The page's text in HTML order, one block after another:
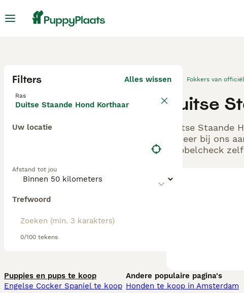
Filters Alles wissen
Ras
Duitse Staande Hond Korthaar
Uw locatie
Afstand tot jou
Trefwoord
0/100 tekens
Fokkers van
Duitse
Duitse Staande
Beheer bij ons
Dubbelcheck
Puppies en pups te koop
Engelse Cocker Spaniel te koop
Andere populaire pagina's
Honden te koop in Amsterdam